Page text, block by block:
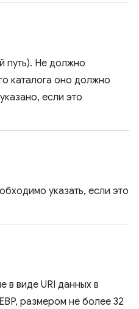
путь). Не должно
каталога оно должно
если это
указать, если это
виде URI данных в
размером не более 32